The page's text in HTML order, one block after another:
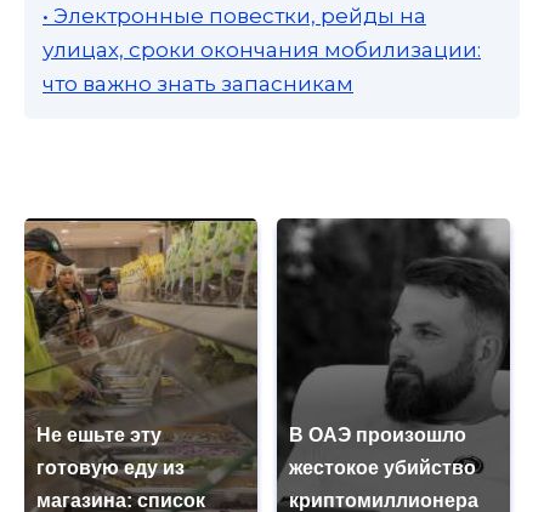
• Электронные повестки, рейды на
улицах, сроки окончания мобилизации:
что важно знать запасникам
Не ешьте эту
готовую еду из
магазина: список
В ОАЭ произошло
жестокое убийство
криптомиллионера